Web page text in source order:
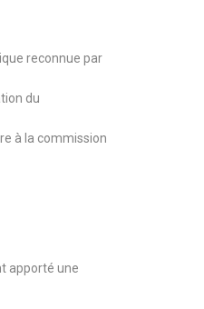
reconnue par
du
à la commission
apporté une